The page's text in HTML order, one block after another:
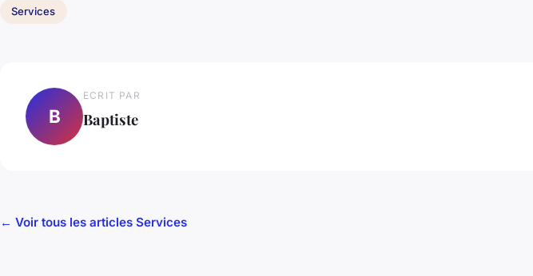
Services
B
ECRIT PAR
Baptiste
← Voir tous les articles Services